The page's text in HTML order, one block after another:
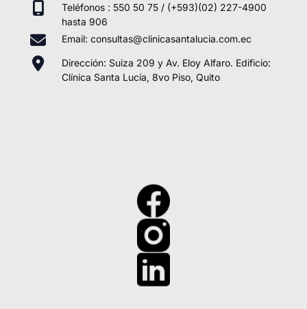
Teléfonos : 550 50 75 / (+593)(02) 227-4900
hasta 906
Email: consultas@clinicasantalucia.com.ec
Dirección: Suiza 209 y Av. Eloy Alfaro. Edificio:
Clínica Santa Lucía, 8vo Piso, Quito